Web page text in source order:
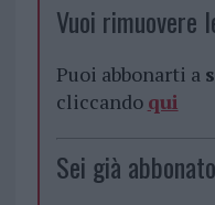
Vuoi rimuovere
Puoi abbonarti a
cliccando qui
Sei già